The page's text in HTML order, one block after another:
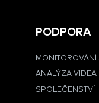
PODPORA
ANALÝZA VIDEA
SPOLEČENSTVÍ